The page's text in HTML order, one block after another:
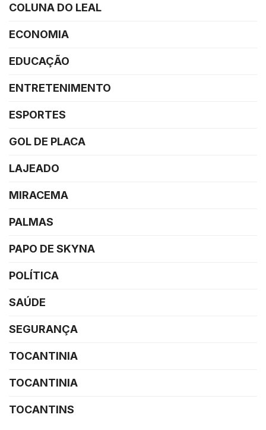
COLUNA DO LEAL
ECONOMIA
EDUCAÇÃO
ENTRETENIMENTO
ESPORTES
GOL DE PLACA
LAJEADO
MIRACEMA
PALMAS
PAPO DE SKYNA
POLÍTICA
SAÚDE
SEGURANÇA
TOCANTINIA
TOCANTINIA
TOCANTINS